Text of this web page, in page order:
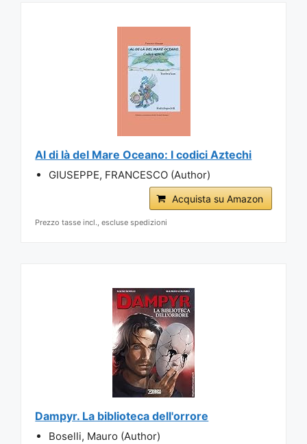
Al di là del Mare Oceano: I codici Aztechi
GIUSEPPE, FRANCESCO (Author)
Acquista su Amazon
Prezzo tasse incl., escluse spedizioni
Dampyr. La biblioteca dell'orrore
Boselli, Mauro (Author)